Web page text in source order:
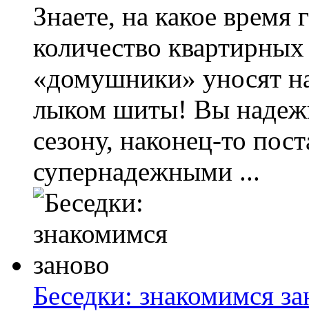
Знаете, на какое время
количество
«домушники» уносят
лыком шиты! Вы
сезону, наконец-то
супернадежными ...
Беседки: знакомимся